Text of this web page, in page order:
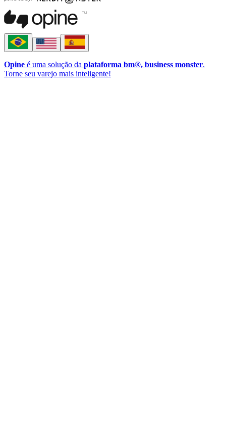
Opine é uma solução da plataforma bm®, business monster.
Torne seu varejo mais inteligente!